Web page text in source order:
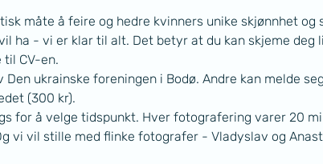
måte å feire og hedre kvinners unike skjønnhet og
ha - vi er klar til alt. Det betyr at du kan skjeme
CV-en.
ukrainske foreningen i Bodø. Andre kan melde
(300 kr).
for å velge tidspunkt. Hver fotografering varer 20
vi vil stille med flinke fotografer - Vladyslav og